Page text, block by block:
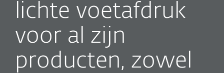
lichte voetafdruk
voor al zijn
producten, zowel